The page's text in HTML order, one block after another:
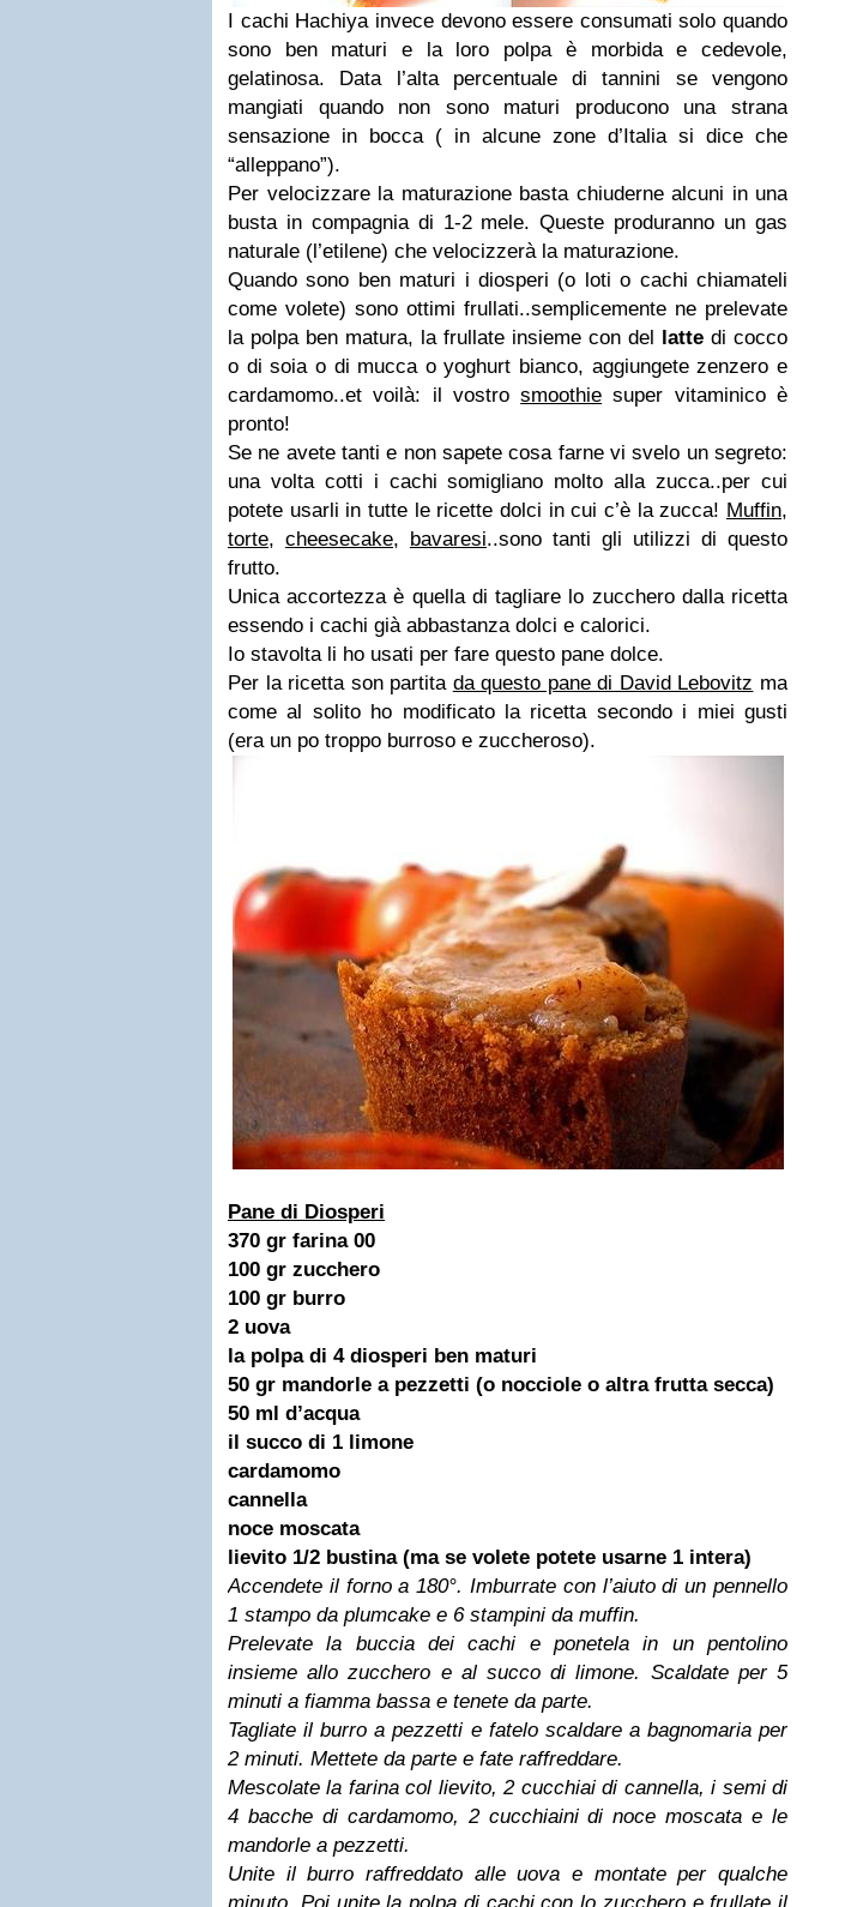
I cachi Hachiya invece devono essere consumati solo quando
sono ben maturi e la loro polpa è morbida e cedevole,
gelatinosa. Data l’alta percentuale di tannini se vengono
mangiati quando non sono maturi producono una strana
sensazione in bocca ( in alcune zone d’Italia si dice che
“alleppano”).
Per velocizzare la maturazione basta chiuderne alcuni in una
busta in compagnia di 1-2 mele. Queste produranno un gas
naturale (l’etilene) che velocizzerà la maturazione.
Quando sono ben maturi i diosperi (o loti o cachi chiamateli
come volete) sono ottimi frullati..semplicemente ne prelevate
la polpa ben matura, la frullate insieme con del latte di cocco
o di soia o di mucca o yoghurt bianco, aggiungete zenzero e
cardamomo..et voilà: il vostrosmoothie super vitaminico è
pronto!
Se ne avete tanti e non sapete cosa farne vi svelo un segreto:
una volta cotti i cachi somigliano molto alla zucca..per cui
potete usarli in tutte le ricette dolci in cui c’è la zucca! Muffin,
torte, cheesecake, bavaresi..sono tanti gli utilizzi di questo
frutto.
Unica accortezza è quella di tagliare lo zucchero dalla ricetta
essendo i cachi già abbastanza dolci e calorici.
Io stavolta li ho usati per fare questo pane dolce.
Per la ricetta son partita da questo pane di David Lebovitz ma
come al solito ho modificato la ricetta secondo i miei gusti
(era un po troppo burroso e zuccheroso).
Pane di Diosperi
370 gr farina 00
100 gr zucchero
100 gr burro
2 uova
la polpa di 4 diosperi ben maturi
50 gr mandorle a pezzetti (o nocciole o altra frutta secca)
50 ml d’acqua
il succo di 1 limone
cardamomo
cannella
noce moscata
lievito 1/2 bustina (ma se volete potete usarne 1 intera)
Accendete il forno a 180°. Imburrate con l’aiuto di un pennello
1 stampo da plumcake e 6 stampini da muffin.
Prelevate la buccia dei cachi e ponetela in un pentolino
insieme allo zucchero e al succo di limone. Scaldate per 5
minuti a fiamma bassa e tenete da parte.
Tagliate il burro a pezzetti e fatelo scaldare a bagnomaria per
2 minuti. Mettete da parte e fate raffreddare.
Mescolate la farina col lievito, 2 cucchiai di cannella, i semi di
4 bacche di cardamomo, 2 cucchiaini di noce moscata e le
mandorle a pezzetti.
Unite il burro raffreddato alle uova e montate per qualche